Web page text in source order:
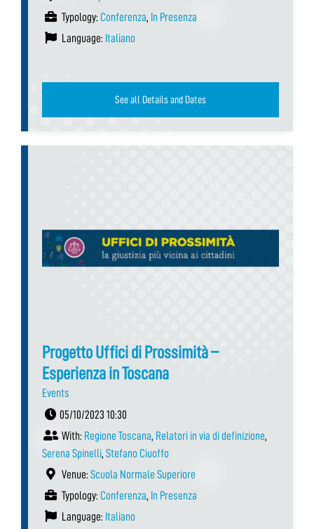
Typology: Conferenza, In Presenza
Language: Italiano
See all Details and Dates
Progetto Uffici di Prossimità –
Esperienza in Toscana
Events
05/10/2023 10:30
With: Regione Toscana, Relatori in via di definizione,
Serena Spinelli, Stefano Ciuoffo
Venue: Scuola Normale Superiore
Typology: Conferenza, In Presenza
Language: Italiano